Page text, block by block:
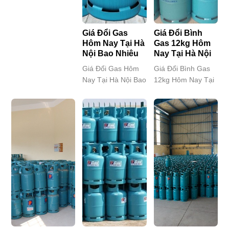
tiêu dùng nhờ vào
cam kết…
chi phí mà còn là…
Giá Đổi Gas
Hôm Nay Tại Hà
Nội Bao Nhiêu
Giá Đổi Gas Hôm
Nay Tại Hà Nội Bao
hàng đang tìm
kiếm thông tin
chính xác và minh
bạch về giá đổi gas
hôm nay tại Hà
Nội?
Petrolimexhanoi.vn
– Đơn vị cung cấp
gas Petrolimex
hàng đầu, tự hào
mang đến cho quý
khách hàng dịch vụ
Giá Đổi Bình
Gas 12kg Hôm
Nay Tại Hà Nội
Giá Đổi Bình Gas
12kg Hôm Nay Tại
Bếp hết gas rồi, cả
nhà ơi! Đang loay
hoay tìm chỗ đổi
gas uy tín, giá cả
phải chăng, giao
hàng nhanh chóng
tại Hà Nội? Đừng
lo, đã có
Petrolimexhanoi.vn
– người bạn đồng
hành thân thiết của
mọi gia đình…